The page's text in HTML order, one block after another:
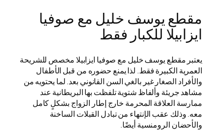
مقطع يوسف خليل مع صوفيا
ايزابيلا للكبار فقط
يعتبر مقطع يوسف خليل مع صوفيا ايزابيلا مخصص للشريحة
العمرية الكبيرة فقط. لذا يمنع حضوره من قبل الأطفال
والأفراد الصغار غير بالغي السن القانوني بعد. لما يحتويه من
مشاهد جريئة وألفاظ شتوية تلفظت بها البريطانية عند
ممارسة العلاقة المحرمة خارج إطار الزواج بشكلٍ كامل
معه. وذلك عقب الإنتهاء من تبادل القبلات الساخنة
والأحضان الرومنسية أيضًا.